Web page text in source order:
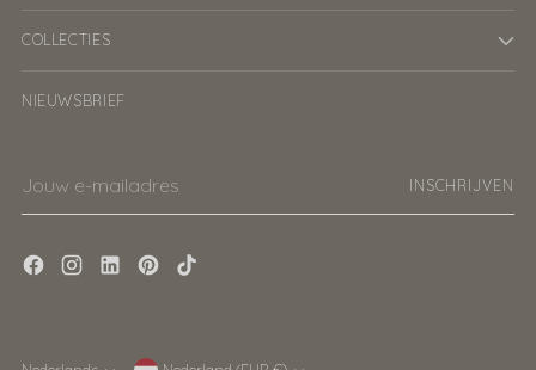
COLLECTIES
NIEUWSBRIEF
e-
INSCHRIJVEN